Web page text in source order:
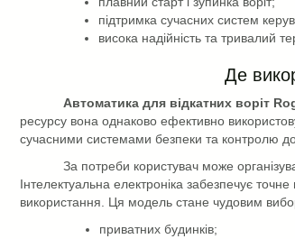
підтримка сучасних систем
висока надійність та тривалий
Де
Автоматика для відкатних воріт
ресурсу вона однаково ефективно
сучасними системами безпеки та контролю
За потреби користувач може
Інтелектуальна електроніка забезпечує
використання. Ця модель стане чудовим
приватних будинків;